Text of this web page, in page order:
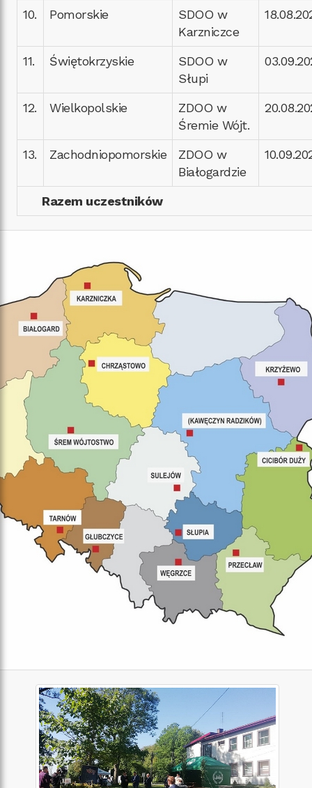
10. Pomorskie
SDOO w
Karzniczce
11. Świętokrzyskie
SDOO w
Słupi
12. Wielkopolskie
ZDOO w
Śremie Wójt.
13. Zachodniopomorskie
ZDOO w
Białogardzie
Razem uczestników